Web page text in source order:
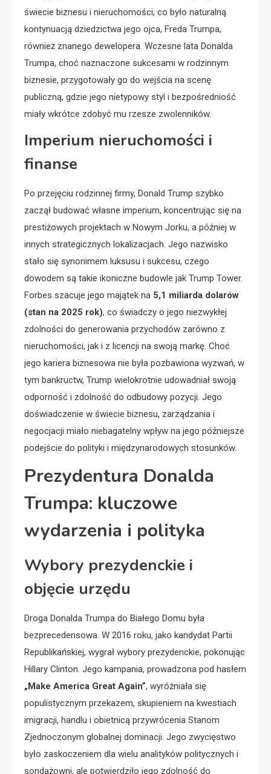
świecie biznesu i nieruchomości, co było naturalną
kontynuacją dziedzictwa jego ojca, Freda Trumpa,
również znanego dewelopera. Wczesne lata Donalda
Trumpa, choć naznaczone sukcesami w rodzinnym
biznesie, przygotowały go do wejścia na scenę
publiczną, gdzie jego nietypowy styl i bezpośredniość
miały wkrótce zdobyć mu rzesze zwolenników.
Imperium nieruchomości i
finanse
Po przejęciu rodzinnej firmy, Donald Trump szybko
zaczął budować własne imperium, koncentrując się na
prestiżowych projektach w Nowym Jorku, a później w
innych strategicznych lokalizacjach. Jego nazwisko
stało się synonimem luksusu i sukcesu, czego
dowodem są takie ikoniczne budowle jak Trump Tower.
Forbes szacuje jego majątek na 5,1 miliarda dolarów
(stan na 2025 rok), co świadczy o jego niezwykłej
zdolności do generowania przychodów zarówno z
nieruchomości, jak i z licencji na swoją markę. Choć
jego kariera biznesowa nie była pozbawiona wyzwań, w
tym bankructw, Trump wielokrotnie udowadniał swoją
odporność i zdolność do odbudowy pozycji. Jego
doświadczenie w świecie biznesu, zarządzania i
negocjacji miało niebagatelny wpływ na jego późniejsze
podejście do polityki i międzynarodowych stosunków.
Prezydentura Donalda
Trumpa: kluczowe
wydarzenia i polityka
Wybory prezydenckie i
objęcie urzędu
Droga Donalda Trumpa do Białego Domu była
bezprecedensowa. W 2016 roku, jako kandydat Partii
Republikańskiej, wygrał wybory prezydenckie, pokonując
Hillary Clinton. Jego kampania, prowadzona pod hasłem
„Make America Great Again”, wyróżniała się
populistycznym przekazem, skupieniem na kwestiach
imigracji, handlu i obietnicą przywrócenia Stanom
Zjednoczonym globalnej dominacji. Jego zwycięstwo
było zaskoczeniem dla wielu analityków politycznych i
sondażowni, ale potwierdziło jego zdolność do